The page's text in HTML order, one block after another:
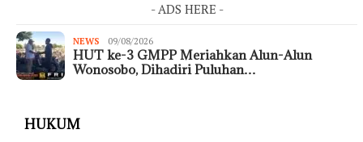
- ADS HERE -
NEWS 09/08/2026
HUT ke-3 GMPP Meriahkan Alun-Alun
Wonosobo, Dihadiri Puluhan…
HUKUM